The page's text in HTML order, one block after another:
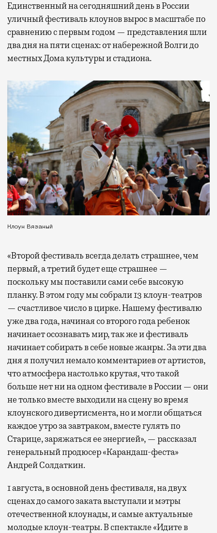
Единственный на сегодняшний день в России
уличный фестиваль клоунов вырос в масштабе по
сравнению с первым годом — представления шли
два дня на пяти сценах: от набережной Волги до
местных Дома культуры и стадиона.
Клоун Вязаный
«Второй фестиваль всегда делать страшнее, чем
первый, а третий будет еще страшнее —
поскольку мы поставили сами себе высокую
планку. В этом году мы собрали 13 клоун-театров
— счастливое число в цирке. Нашему фестивалю
уже два года, начиная со второго года ребенок
начинает осознавать мир, так же и фестиваль
начинает собирать в себе новые жанры. За эти два
дня я получил немало комментариев от артистов,
что атмосфера настолько крутая, что такой
больше нет ни на одном фестивале в России — они
не только вместе выходили на сцену во время
клоунского дивертисмента, но и могли общаться
каждое утро за завтраком, вместе гулять по
Старице, заряжаться ее энергией», — рассказал
генеральный продюсер «Карандаш-феста»
Андрей Солдаткин.
1 августа, в основной день фестиваля, на двух
сценах до самого заката выступали и мэтры
отечественной клоунады, и самые актуальные
молодые клоун-театры. В спектакле «Идите в